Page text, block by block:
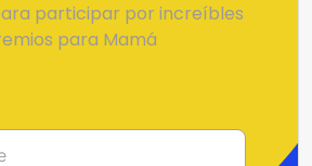
participar por increíbles
para Mamá